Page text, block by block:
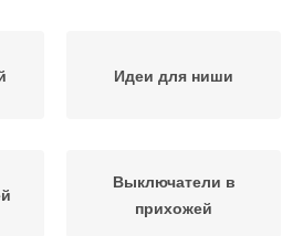
Идеи для ниши
Выключатели в
прихожей